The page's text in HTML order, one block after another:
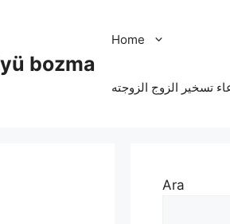
bozma
Home
تسخير الزوج الزوجته
Ara